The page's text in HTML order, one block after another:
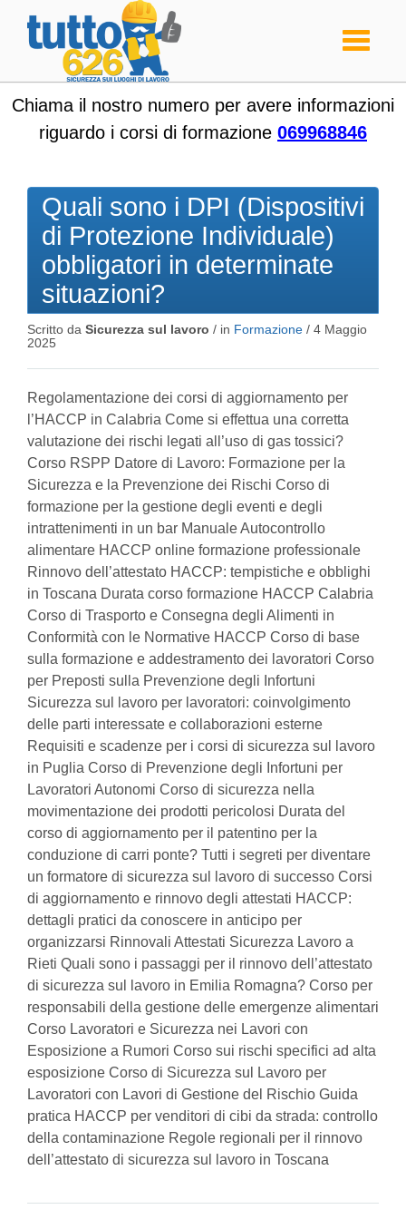
Toggle
Chiama il nostro numero per avere informazioni
riguardo i corsi di formazione 069968846
Quali sono i DPI (Dispositivi
di Protezione Individuale)
obbligatori in determinate
situazioni?
Scritto da Sicurezza sul lavoro / in Formazione / 4 Maggio
2025
Regolamentazione dei corsi di aggiornamento per
l’HACCP in Calabria Come si effettua una corretta
valutazione dei rischi legati all’uso di gas tossici?
Corso RSPP Datore di Lavoro: Formazione per la
Sicurezza e la Prevenzione dei Rischi Corso di
formazione per la gestione degli eventi e degli
intrattenimenti in un bar Manuale Autocontrollo
alimentare HACCP online formazione professionale
Rinnovo dell’attestato HACCP: tempistiche e obblighi
in Toscana Durata corso formazione HACCP Calabria
Corso di Trasporto e Consegna degli Alimenti in
Conformità con le Normative HACCP Corso di base
sulla formazione e addestramento dei lavoratori Corso
per Preposti sulla Prevenzione degli Infortuni
Sicurezza sul lavoro per lavoratori: coinvolgimento
delle parti interessate e collaborazioni esterne
Requisiti e scadenze per i corsi di sicurezza sul lavoro
in Puglia Corso di Prevenzione degli Infortuni per
Lavoratori Autonomi Corso di sicurezza nella
movimentazione dei prodotti pericolosi Durata del
corso di aggiornamento per il patentino per la
conduzione di carri ponte? Tutti i segreti per diventare
un formatore di sicurezza sul lavoro di successo Corsi
di aggiornamento e rinnovo degli attestati HACCP:
dettagli pratici da conoscere in anticipo per
organizzarsi Rinnovali Attestati Sicurezza Lavoro a
Rieti Quali sono i passaggi per il rinnovo dell’attestato
di sicurezza sul lavoro in Emilia Romagna? Corso per
responsabili della gestione delle emergenze alimentari
Corso Lavoratori e Sicurezza nei Lavori con
Esposizione a Rumori Corso sui rischi specifici ad alta
esposizione Corso di Sicurezza sul Lavoro per
Lavoratori con Lavori di Gestione del Rischio Guida
pratica HACCP per venditori di cibi da strada: controllo
della contaminazione Regole regionali per il rinnovo
dell’attestato di sicurezza sul lavoro in Toscana